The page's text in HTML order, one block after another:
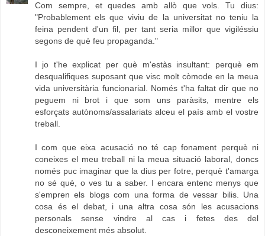
Com sempre, et quedes amb allò que vols. Tu dius:
"Probablement els que viviu de la universitat no teniu la
feina pendent d'un fil, per tant seria millor que vigiléssiu
segons de què feu propaganda."
I jo t'he explicat per què m'estàs insultant: perquè em
desqualifiques suposant que visc molt còmode en la meua
vida universitària funcionarial. Només t'ha faltat dir que no
peguem ni brot i que som uns paràsits, mentre els
esforçats autònoms/assalariats alceu el país amb el vostre
treball.
I com que eixa acusació no té cap fonament perquè ni
coneixes el meu treball ni la meua situació laboral, doncs
només puc imaginar que la dius per fotre, perquè t'amarga
no sé què, o ves tu a saber. I encara entenc menys que
s'empren els blogs com una forma de vessar bilis. Una
cosa és el debat, i una altra cosa són les acusacions
personals sense vindre al cas i fetes des del
desconeixement més absolut.